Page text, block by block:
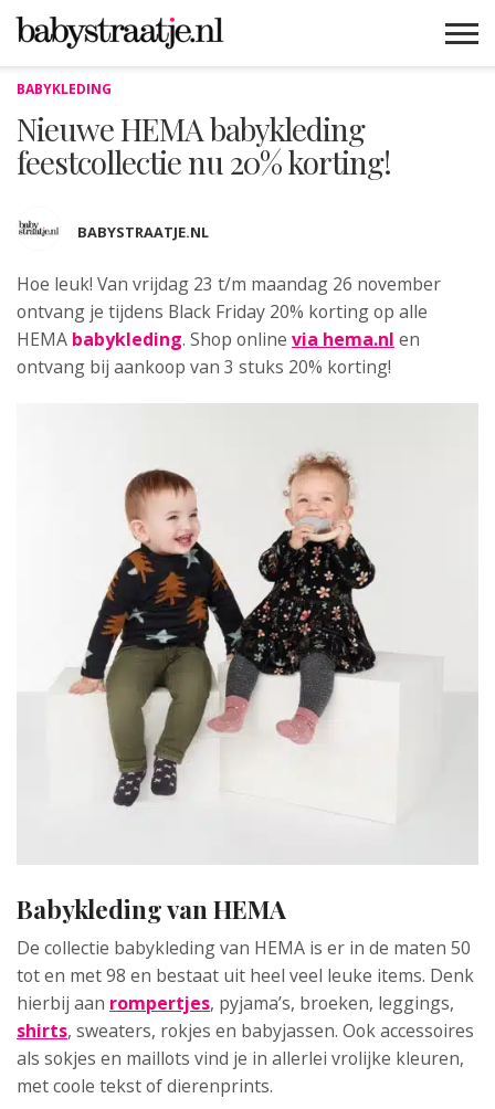
BABYKLEDING
Nieuwe HEMA babykleding
feestcollectie nu 20% korting!
BABYSTRAATJE.NL
Hoe leuk! Van vrijdag 23 t/m maandag 26 november
ontvang je tijdens Black Friday 20% kortingop alle
HEMA babykleding. Shop online via hema.nl en
ontvang bij aankoop van 3 stuks 20% korting!
Babykleding van HEMA
De collectie babykleding van HEMA is er in de maten 50
tot en met 98 en bestaat uit heel veel leuke items. Denk
hierbij aan rompertjes, pyjama’s, broeken, leggings,
shirts, sweaters, rokjes en babyjassen. Ook accessoires
als sokjes en maillots vind je in allerlei vrolijke kleuren,
met coole tekst of dierenprints.